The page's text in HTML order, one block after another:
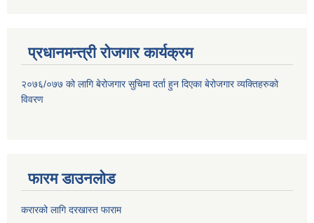
प्रधानमन्त्री रोजगार कार्यक्रम
२०७६/०७७ को लागि बेरोजगार सुचिमा दर्ता हुन दिएका बेरोजगार व्यक्तिहरुको
विवरण
फारम डाउनलोड
करारको लागि दरखास्त फाराम